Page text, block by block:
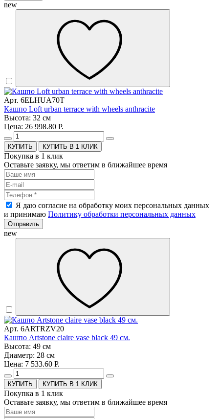
new
Арт. 6ELHUA70T
Кашпо Loft urban terrace with wheels anthracite
Высота: 32 см
Цена: 26 998.80 Р.
КУПИТЬ В 1 КЛИК
Покупка в 1 клик
Оставьте заявку, мы ответим в ближайшее время
Я даю согласие на обработку моих персональных данных
и принимаю Политику обработки персональных данных
Отправить
new
Арт. 6ARTRZV20
Кашпо Artstone claire vase black 49 см.
Высота: 49 см
Диаметр: 28 см
Цена: 7 533.60 Р.
КУПИТЬ В 1 КЛИК
Покупка в 1 клик
Оставьте заявку, мы ответим в ближайшее время